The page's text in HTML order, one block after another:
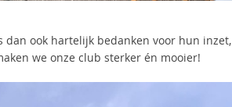
dan ook hartelijk bedanken voor hun inzet,
we onze club sterker én mooier!